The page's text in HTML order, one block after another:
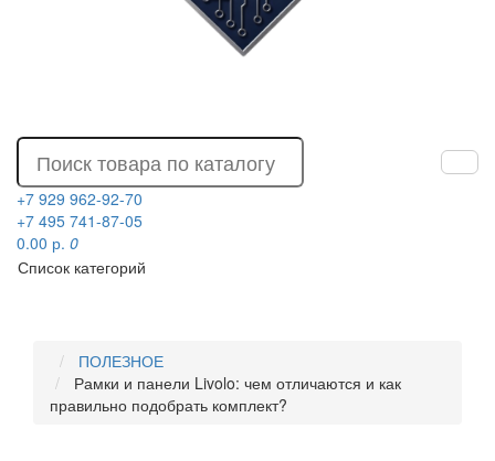
+7 929 962-92-70
+7 495 741-87-05
0.00 р. 0
Список категорий
ПОЛЕЗНОЕ
Рамки и панели Livolo: чем отличаются и как
правильно подобрать комплект?